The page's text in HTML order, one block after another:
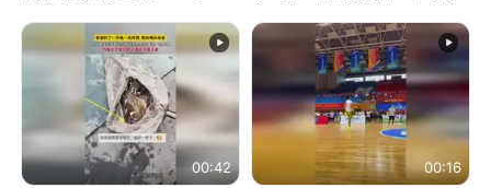
吗？”“或将成为首位考级
不带古筝的选手。”（来
源：新华每日电讯）
00:42 00:16